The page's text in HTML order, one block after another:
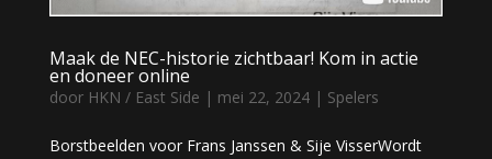
Maak de NEC-historie zichtbaar! Kom in actie
en doneer online
door HKN / East Side | mei 22, 2024| Spelers
Borstbeelden voor Frans Janssen & Sije VisserWordt